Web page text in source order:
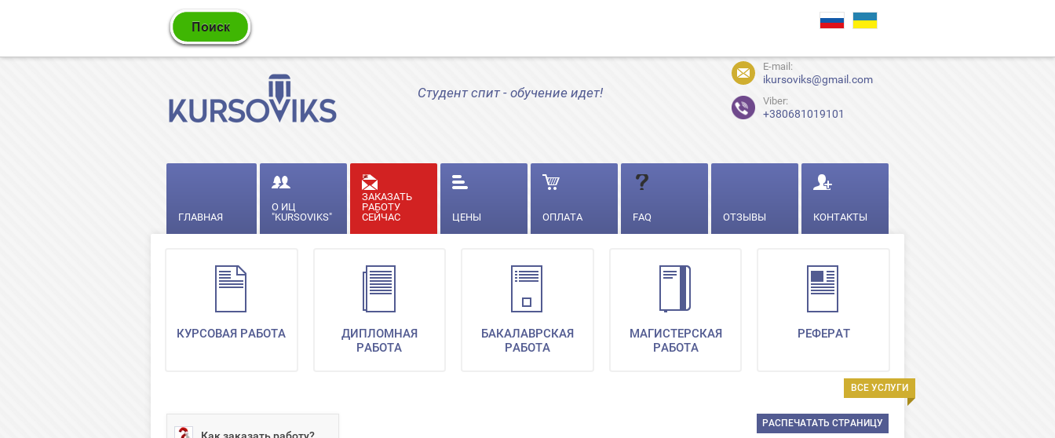
Студент спит - обучение идет!
E-mail:
ikursoviks@gmail.com
Viber:
+380681019101
ГЛАВНАЯ
О ИЦ
"KURSOVIKS"
ЗАКАЗАТЬ
РАБОТУ
СЕЙЧАС
ЦЕНЫ ОПЛАТА FAQ ОТЗЫВЫ КОНТАКТЫ
ВСЕ УСЛУГИ
КУРСОВАЯ РАБОТА
ДИПЛОМНАЯ
РАБОТА
БАКАЛАВРСКАЯ
РАБОТА
МАГИСТЕРСКАЯ
РАБОТА
РЕФЕРАТ
РАСПЕЧАТАТЬ СТРАНИЦУ